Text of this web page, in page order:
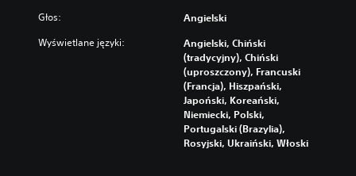
Głos: Angielski
Wyświetlane języki:
Angielski, Chiński
(tradycyjny), Chiński
(uproszczony), Francuski
(Francja), Hiszpański,
Japoński, Koreański,
Niemiecki, Polski,
Portugalski (Brazylia),
Rosyjski, Ukraiński, Włoski